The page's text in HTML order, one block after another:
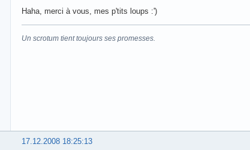
Haha, merci à vous, mes p'tits loups :')
Un scrotum tient toujours ses promesses.
17.12.2008 18:25:13